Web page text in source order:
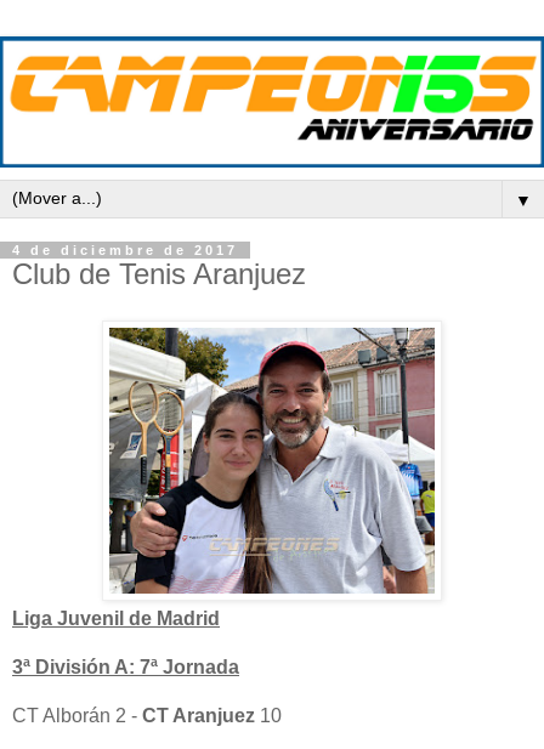
▼
4 de diciembre de 2017
Club de Tenis Aranjuez
Liga Juvenil de Madrid
3ª División A: 7ª Jornada
CT Alborán 2 - CT Aranjuez 10